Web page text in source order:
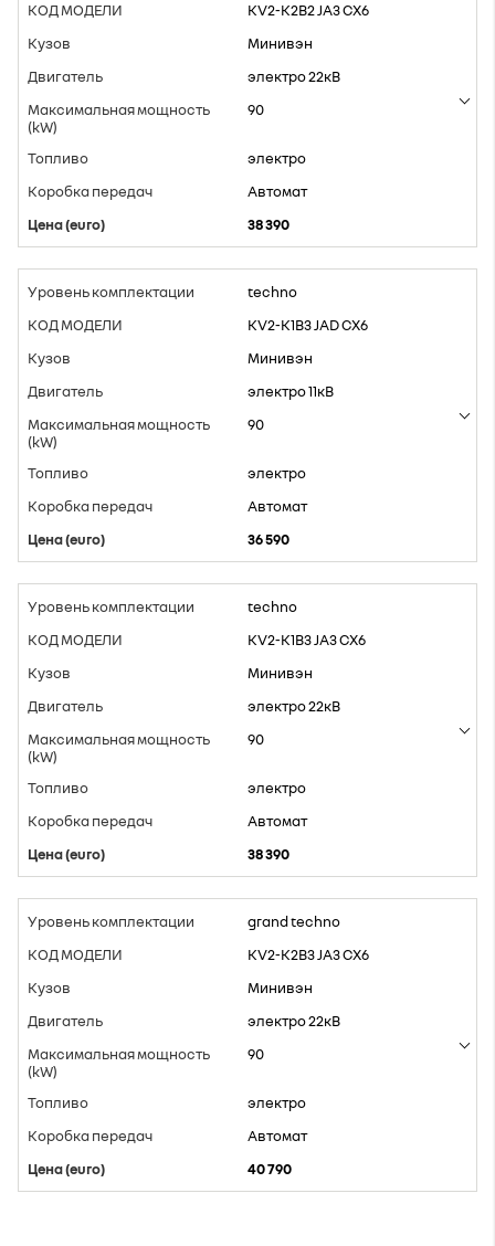
KV2-K2B2 JA3 CX6
Минивэн
электро 22кВ
90
электро
Aвтомат
38 390
techno
KV2-K1B3 JAD CX6
Минивэн
электро 11кВ
90
электро
Aвтомат
36 590
techno
KV2-K1B3 JA3 CX6
Минивэн
электро 22кВ
90
электро
Aвтомат
38 390
grand techno
KV2-K2B3 JA3 CX6
Минивэн
электро 22кВ
90
электро
Aвтомат
40 790